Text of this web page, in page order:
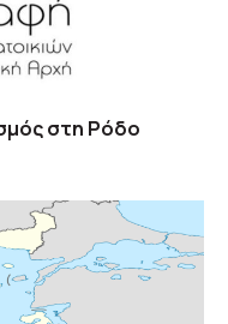
στη Ρόδο